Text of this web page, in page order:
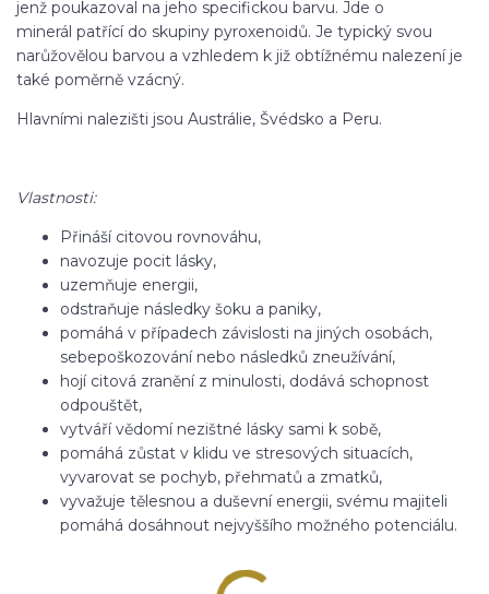
jenž poukazoval na jeho specifickou barvu. Jde o
minerál patřící do skupiny pyroxenoidů. Je typický svou
narůžovělou barvou a vzhledem k již obtížnému nalezení je
také poměrně vzácný.
Hlavními nalezišti jsou Austrálie, Švédsko a Peru.
Vlastnosti:
Přináší citovou rovnováhu,
navozuje pocit lásky,
uzemňuje energii,
odstraňuje následky šoku a paniky,
pomáhá v případech závislosti na jiných osobách,
sebepoškozování nebo následků zneužívání,
hojí citová zranění z minulosti, dodává schopnost
odpouštět,
vytváří vědomí nezištné lásky sami k sobě,
pomáhá zůstat v klidu ve stresových situacích,
vyvarovat se pochyb, přehmatů a zmatků,
vyvažuje tělesnou a duševní energii, svému majiteli
pomáhá dosáhnout nejvyššího možného potenciálu.